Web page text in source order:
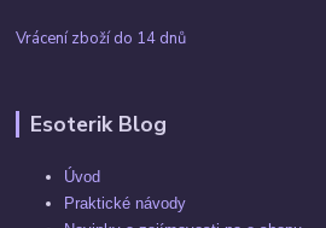
Vrácení zboží do 14 dnů
Esoterik Blog
Úvod
Praktické návody